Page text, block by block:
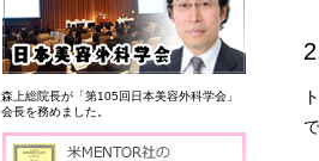
森上総院長が「第105回日本美容外科学会」
会長を務めました。